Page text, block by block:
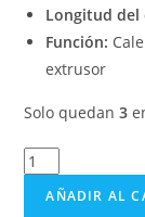
Longitud del
Función:
extrusor
Solo quedan3
AÑADIR AL